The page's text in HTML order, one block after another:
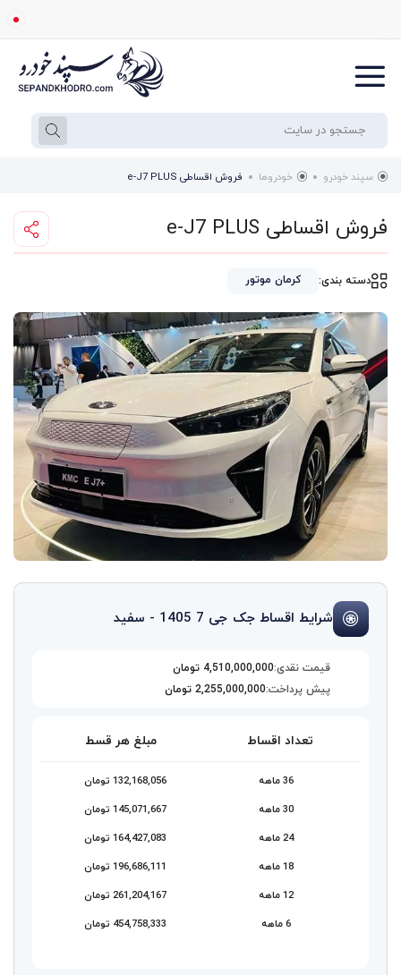
سپند خودرو خودروها فروش اقساطی e-J7 PLUS
فروش اقساطی e-J7 PLUS
دسته بندی: کرمان موتور
شرایط اقساط جک جی 7 1405 - سفید
قیمت نقدی:4,510,000,000 تومان
پیش پرداخت:2,255,000,000 تومان
تعداد اقساط مبلغ هر قسط
36 ماهه
132,168,056 تومان
30 ماهه
145,071,667 تومان
24 ماهه
164,427,083 تومان
18 ماهه
196,686,111 تومان
12 ماهه
261,204,167 تومان
6 ماهه
454,758,333 تومان